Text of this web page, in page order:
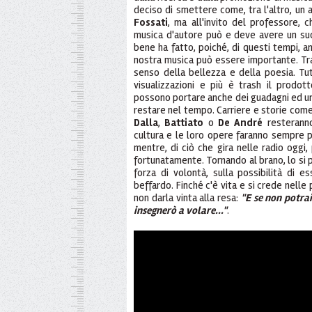
deciso di smettere come, tra l'altro, un
Fossati, ma all'invito del professore,
musica d'autore può e deve avere un
bene ha fatto, poiché, di questi tempi,
nostra musica può essere importante.
senso della bellezza e della poesia.
visualizzazioni e più è trash il
possono portare anche dei guadagni ed
restare nel tempo. Carriere e storie
Dalla, Battiato o De André
cultura e le loro opere faranno
mentre, di ciò che gira nelle radio
fortunatamente. Tornando al brano, lo
forza di volontà, sulla possibilità di
beffardo. Finché c'è vita e si crede
non darla vinta alla resa: "E se non
insegnerò a volare...".